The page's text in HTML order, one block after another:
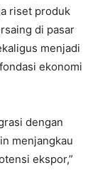
riset produk
di pasar
menjadi
ekonomi
dengan
menjangkau
ekspor,”